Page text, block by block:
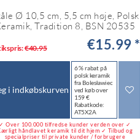
Ø 10,5 cm, 5,5 cm høje, Polsk
Tradition 8, BSN 20535
€40.95 €15.99 *
i indkøbskurven
6 % rabat på
polsk keramik
fra Bolesławiec
ved køb over
159 €
Rabatkode:
AT5X2A
✓ Over 100.000 tilfredse kunder verden over ✓
håndlavet keramik til dit hjem ✓ Tilbud og
specialpriser til private kunder / forbrugere